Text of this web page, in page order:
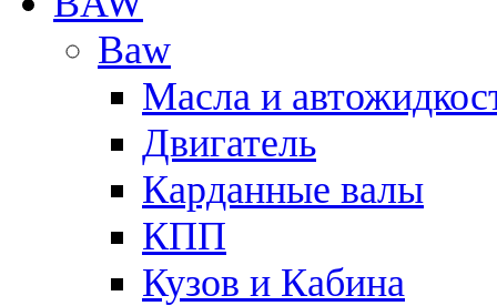
Baw
Масла и
Двигатель
Карданные валы
КПП
Кузов и Кабина